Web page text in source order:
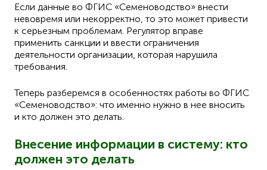
Если данные во ФГИС «Семеноводство» внести
невовремя или некорректно, то это может привести
к серьезным проблемам. Регулятор вправе
применить санкции и ввести ограничения
деятельности организации, которая нарушила
требования.
Теперь разберемся в особенностях работы во ФГИС
«Семеноводство»: что именно нужно в нее вносить
и кто должен это делать.
Внесение информации в систему: кто
должен это делать